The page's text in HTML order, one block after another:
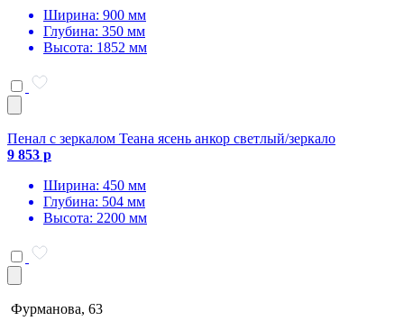
Ширина: 900 мм
Глубина: 350 мм
Высота: 1852 мм
Пенал с зеркалом Теана ясень анкор светлый/зеркало
9 853 р
Ширина: 450 мм
Глубина: 504 мм
Высота: 2200 мм
Фурманова, 63